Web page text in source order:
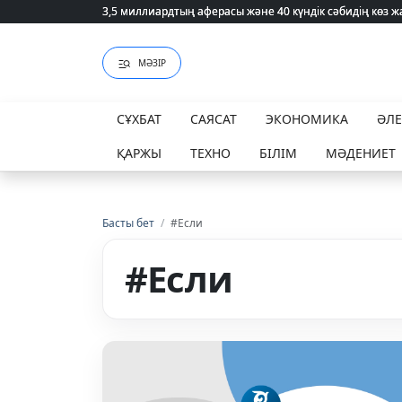
3,5 миллиардтың аферасы және 40 күндік сәбидің
3,5 миллиардтың аферасы және 40 күндік сәбидің
МӘЗІР
СҰХБАТ САЯСАТ ЭКОНОМИКА
ҚАРЖЫ
ТЕХНО БІЛІМ МӘДЕНИЕТ
Басты бет / #Если
#Если